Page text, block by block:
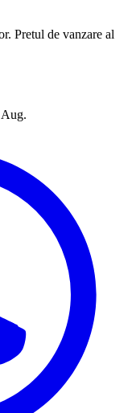
Pretul de vanzare al